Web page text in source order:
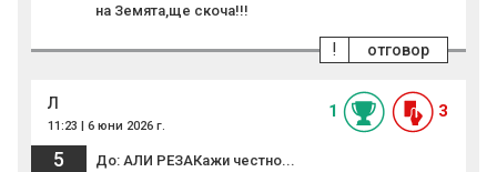
на Земята,ще скоча!!!
отговор
!
Л
11:23 | 6 юни 2026 г.
1 3
5 До: АЛИ РЕЗАКажи честно...